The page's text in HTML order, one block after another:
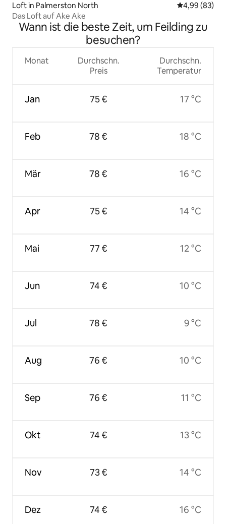
Loft in Palmerston North
4,99 (83)
Das Loft auf Ake Ake
Wann ist die beste Zeit, um Feilding zu
besuchen?
Monat
Jan
Feb
Mär
Apr
Mai
Jun
Jul
Aug
Sep
Okt
Nov
Dez
Durchschn.
Preis
75 €
78 €
78 €
75 €
77 €
74 €
78 €
76 €
76 €
74 €
73 €
74 €
Durchschn.
Temperatur
17 °C
18 °C
16 °C
14 °C
12 °C
10 °C
9 °C
10 °C
11 °C
13 °C
14 °C
16 °C